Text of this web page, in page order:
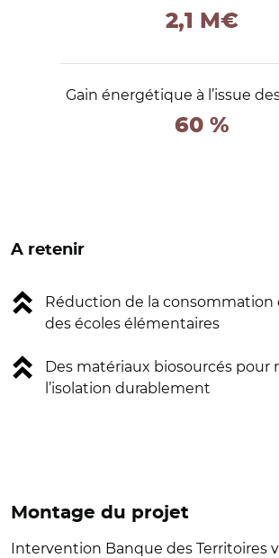
2,1 M€
Gain énergétique à l’issue
60 %
A retenir
Réduction de la
des écoles élémentaires
Des matériaux biosourcés pour
l’isolation durablement
Montage du projet
Intervention Banque des Territoires